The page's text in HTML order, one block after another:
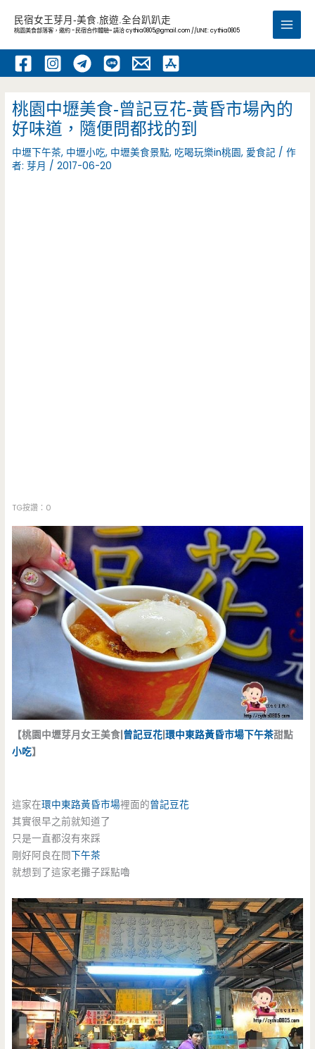
內
民宿女王芽月-美食.旅遊.全台趴趴走
桃園美食部落客，邀約 -民宿合作體驗~ 請洽cythia0805@gmail.com //LINE: cythia0805
Main
桃園中壢美食-曾記豆花-黃昏市場內的
好味道，隨便問都找的到
中壢下午茶, 中壢小吃, 中壢美食景點, 吃喝玩樂in桃園, 愛食記 / 作
者:芽月 /2017-06-20
TG按讚：0
【桃園中壢芽月女王美食|曾記豆花|環中東路黃昏市場下午茶甜點
小吃】
這家在環中東路黃昏市場裡面的曾記豆花
其實很早之前就知道了
只是一直都沒有來踩
剛好阿良在問下午茶
就想到了這家老攤子踩點嚕